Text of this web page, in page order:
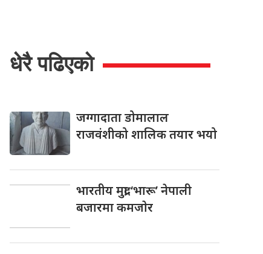
धेरै पढिएको
जग्गादाता डोमालाल
राजवंशीको शालिक तयार भयो
भारतीय मुद्रा ‘भारू’ नेपाली
बजारमा कमजाेर